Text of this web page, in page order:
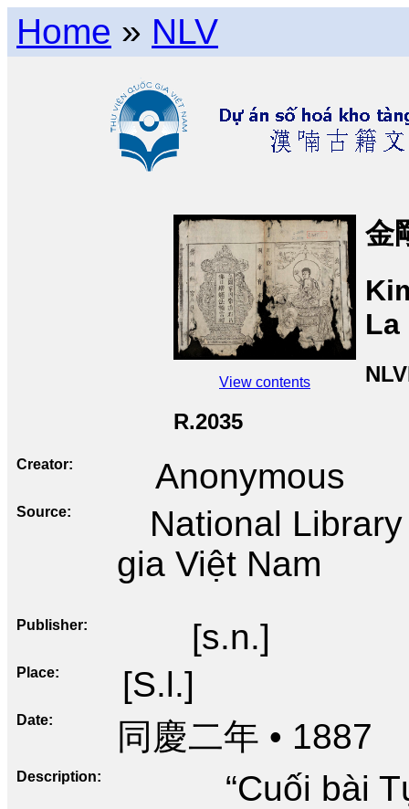
Home » NLV
View contents
金
La
R.2035
Creator Anonymous
Source
National
gia Việt Nam
Publisher [s.n.]
Place [S.l.]
Date 同慶二年 • 1887
Description
“Cuối bài